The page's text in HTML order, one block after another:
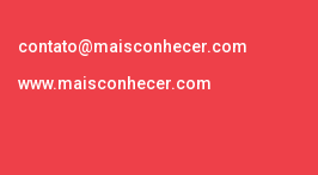
contato@maisconhecer.com
www.maisconhecer.com